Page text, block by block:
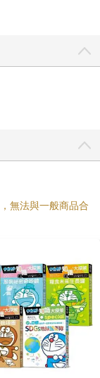
無法與一般商品合